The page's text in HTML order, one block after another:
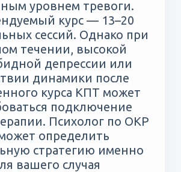
уровнем тревоги.
курс — 13–20
сессий. Однако при
течении, высокой
депрессии или
динамики после
курса КПТ может
подключение
Психолог по ОКР
определить
стратегию именно
вашего случая